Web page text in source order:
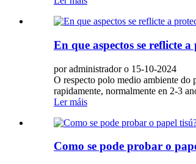
En que aspectos se reflicte
por administrador o 15-10-2024
O respecto polo medio ambiente do
rapidamente, normalmente en 2-3
Ler máis
Como se pode probar o